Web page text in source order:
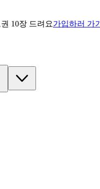
10장 드려요가입하러 가기